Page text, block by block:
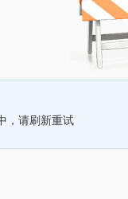
，请刷新重试